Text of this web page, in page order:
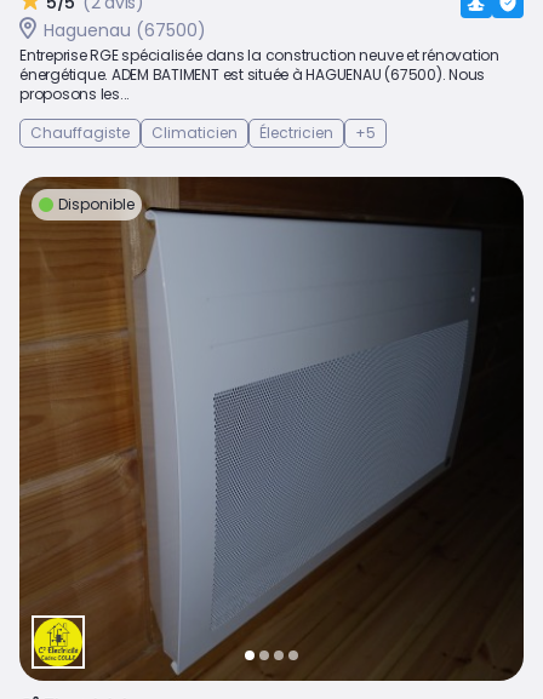
Haguenau (67500)
Entreprise RGE spécialisée dans la construction neuve et rénovation
énergétique. ADEM BATIMENT est située à HAGUENAU (67500). Nous
proposons les...
Chauffagiste
Climaticien Électricien +5
Disponible